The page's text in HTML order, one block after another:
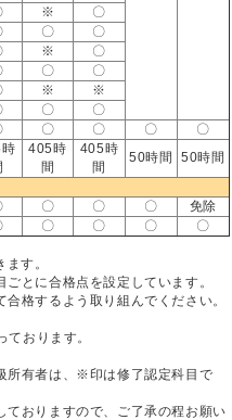
※
〇
〇
〇
※
〇
〇
〇
※
※
〇
〇
〇 〇 〇
〇
405時
間
405時
間
50時間
50時間
〇 〇 〇
免除
〇 〇 〇
〇
す。
とに合格点を設定しています。
格するよう取り組んでください。
おります。
所有者は、※印は修了認定科目で
ておりますので、ご了承の程お願い